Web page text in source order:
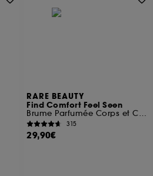
RARE BEAUTY
Find Comfort Feel Seen
Brume Parfumée Corps et Cheveux
315
29,90€